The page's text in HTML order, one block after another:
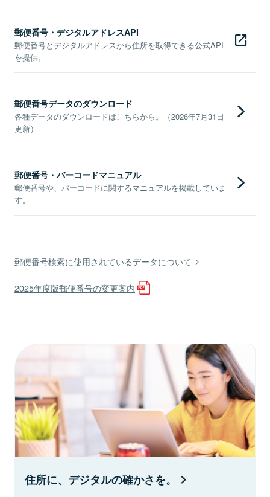
郵便番号・デジタルアドレスAPI
郵便番号とデジタルアドレスから住所を取得できる公式API
を提供。
郵便番号データのダウンロード
各種データのダウンロードはこちらから。（2026年7月31日
更新）
郵便番号・バーコードマニュアル
郵便番号や、バーコードに関するマニュアルを掲載していま
す。
郵便番号検索に使用されているデータについて
2025年度版郵便番号の変更案内
住所に、デジタルの確かさを。